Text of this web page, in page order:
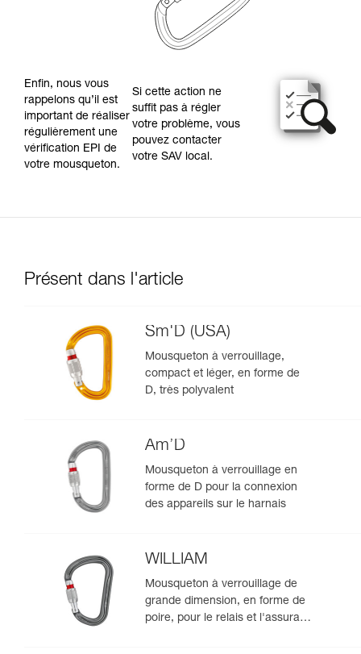
Enfin, nous vous
rappelons qu’il est
important de réaliser
régulièrement une
vérification EPI de
votre mousqueton.
Si cette action ne
suffit pas à régler
votre problème, vous
pouvez contacter
votre SAV local.
Présent dans l'article
Sm'D (USA)
Mousqueton à verrouillage,
compact et léger, en forme de
D, très polyvalent
Am’D
Mousqueton à verrouillage en
forme de D pour la connexion
des appareils sur le harnais
WILLIAM
Mousqueton à verrouillage de
grande dimension, en forme de
poire, pour le relais et l'assurage